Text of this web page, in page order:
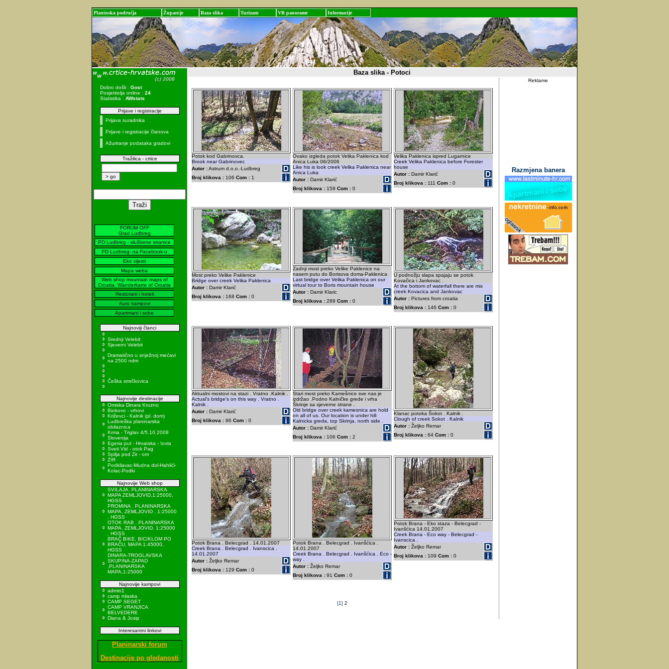
Planinska područja Županije Baza slika Turizam VR panorame Informacije
Dobro došli : Gost
Posjetitelja online : 24
Statistika : AWstats
Prijave i registracije
Prijava suradnika
Prijave i registracije članova
Ažuriranje podataka gradovi
Tražilica - crtice
FORUM OFF
Grad Ludbreg
PD Ludbreg - službene stranice
PD Ludbreg- na Facebook-u
Eko vijesti
Mapa weba
Web shop mountain maps of
Croatia, Wanderkarte of Croatia
Restorani i hoteli
Auto kampovi
Apartmani i sobe
Najnoviji članci
Srednji Velebit
Sjeverni Velebit
Dramatično u snježnoj mećavi
na 2500 ndm
Češka smrčkovica
Najnovije destinacije
Omiska Dinara Kruzno
Biokovo - vrhovi
Križevci - Kalnik (pl. dom)
Ludbreška planinarska
obilaznica
Krma - Triglav 4/5.10.2008
Slovenija
Egeria put - Hrvatska - Iovia
Sveti Vid - otok Pag
Spilja pod Zir - om
ZIR
Podkilavac-Mudna dol-Hahlići-
Kolac-Podki
Najnovije Web shop
SVILAJA, PLANINARSKA
MAPA ZEMLJOVID,1:25000,
HGSS
PROMINA , PLANINARSKA
MAPA, ZEMLJOVID , 1:25000
, HGSS
OTOK RAB , PLANINARSKA
MAPA, ZEMLJOVID, 1:25000
, HGSS
BRAČ BIKE, BICIKLOM PO
BRAČU, MAPA 1:45000,
HGSS
DINARA-TROGLAVSKA
SKUPINA-ZAPAD
,PLANINARSKA
MAPA,1:25000
Najnovije kampovi
admin1
camp mlaska
CAMP SEGET
CAMP VRANJICA
BELVEDERE
Diana & Josip
Interesantni linkovi
Planinarski forum
Destinacije po gledanosti
Baza slika - Potoci
Potok kod Gabrinovca.
Brook near Gabrinovec
Autor :Astrum d.o.o.-Ludbreg
Broj klikova : 106 Com : 1
Ovako izgleda potok Velika Paklenica kod
Anica Luka 06/2006
Like his is look creek Velika Paklenica near
Anica Luka
Autor : Damir Klarić
Broj klikova : 159 Com : 0
Velika Paklenica ispred Lugarnice
Creek Velika Paklenica before Forester
house
Autor : Damir Klarić
Broj klikova : 111 Com : 0
Most preko Velike Paklenice
Bridge over creek Velika Paklenica
Autor : Damir Klarić
Broj klikova : 168 Com : 0
Zadnji most preko Velike Paklenice na
nasem putu do Borisova doma-Paklenica
Last bridge over Velika Paklenica on our
virtual tour to Boris mountain house
Autor : Damir Klaric
Broj klikova : 289 Com : 0
U podnožju slapa spajaju se potok
Kovačica i Jankovac .
At the bottom of waterfall there are mix
creek Kovacica and Jankovac
Autor : Pictures from croatia
Broj klikova : 146 Com : 0
Aktualni mostovi na stazi . Vratno .Kalnik .
Actual's bridge's on this way . Vratno .
Kalnik .
Autor : Damir Klarić
Broj klikova : 96 Com : 0
Stari most preko Kamešnice sve nas je
izdržao .Podno Kalničke grede i vrha
Škrinje sa sjeverne strane .
Old bridge over creek kamesnica are hold
on all of us. Our location is under hill
Kalnicka greda, top Skrinja, north side .
Autor : Damir Klarić
Broj klikova : 106 Com : 2
Klanac potoka Šokot . Kalnik .
Clough of creek Sokot . Kalnik
Autor : Željko Remar
Broj klikova : 64 Com : 0
Potok Brana . Belecgrad . 14.01.2007
Creek Brana . Belecgrad . Ivanscica .
14.01.2007
Autor : Željko Remar
Broj klikova : 129 Com : 0
Potok Brana . Belecgrad . Ivanšćica .
14.01.2007
Creek Brana . Belecgrad . Ivanšćica . Eco -
way .
Autor : Željko Remar
Broj klikova : 91 Com : 0
Potok Brana - Eko staza - Belecgrad -
Ivanšćica 14.01.2007
Creek Brana - Eco way - Belecgrad -
Ivanscica .
Autor : Željko Remar
Broj klikova : 109 Com : 0
[1] 2
Reklame
Razmjena banera